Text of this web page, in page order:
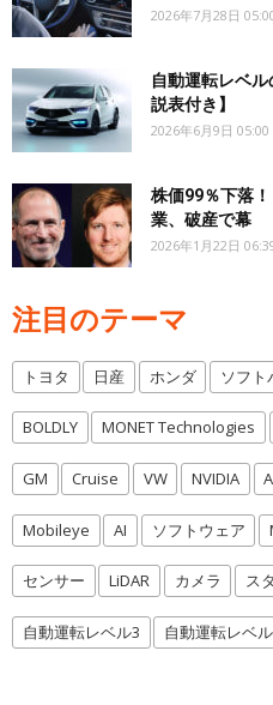
2026年7月28日
自動運転レベ
説表付き】
2026年6月9日 05:00
株価99％下落
業、破産で幕
2026年1月22日
注目のテーマ
トヨタ 日産 ホンダ ソフト
BOLDLY MONET Technologies
GM Cruise VW NVIDIA
Mobileye AI ソフトウェア
センサー LiDAR カメラ ス
自動運転レベル3 自動運転レベ